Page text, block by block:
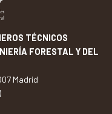
TÉCNICOS
FORESTAL Y DEL
Madrid